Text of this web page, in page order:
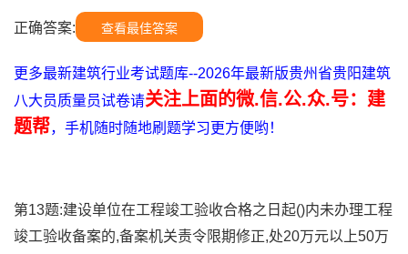
正确答案: 查看最佳答案
更多最新建筑行业考试题库--2026年最新版贵州省贵阳建筑
八大员质量员试卷请关注上面的微.信.公.众.号：建
题帮，手机随时随地刷题学习更方便哟！
第13题:建设单位在工程竣工验收合格之日起()内未办理工程
竣工验收备案的,备案机关责令限期修正,处20万元以上50万